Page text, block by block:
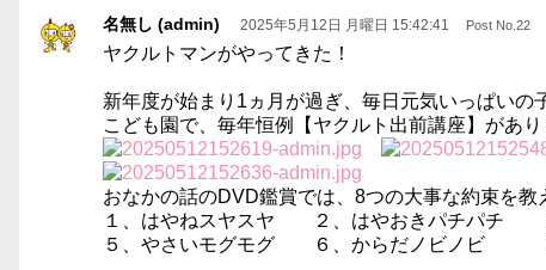
名無し (admin) 2025年5月12日 月曜日 15:42:41 Post No.22
ヤクルトマンがやってきた！
新年度が始まり1ヵ月が過ぎ、毎日元気いっぱいの
こども園で、毎年恒例【ヤクルト出前講座】があり
おなかの話のDVD鑑賞では、8つの大事な約束を教
１、はやねスヤスヤ ２、はやおきパチパチ
５、やさいモグモグ ６、からだノビノビ